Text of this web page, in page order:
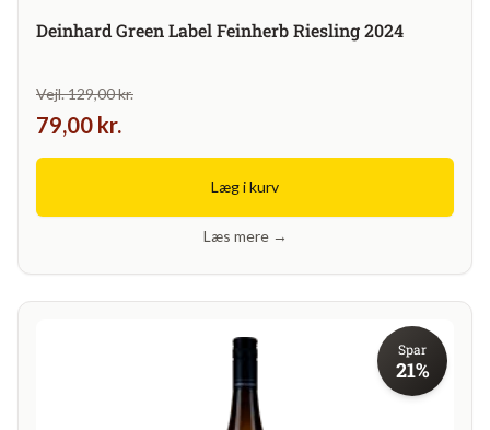
Deinhard Green Label Feinherb Riesling 2024
Vejl. 129,00 kr.
79,00 kr.
Læg i kurv
Læs mere →
Spar
21%